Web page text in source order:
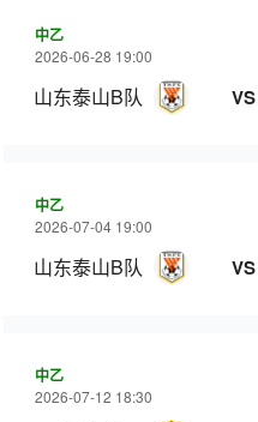
中乙
2026-06-28 19:00
山东泰山B队 VS
中乙
2026-07-04 19:00
山东泰山B队 VS
中乙
2026-07-12 18:30